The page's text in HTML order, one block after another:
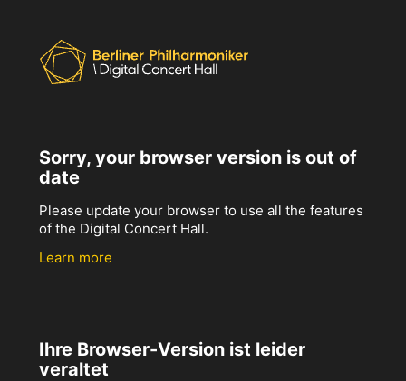
Sorry, your browser version is out of
date
Please update your browser to use all the features
of the Digital Concert Hall.
Learn more
Ihre Browser-Version ist leider
veraltet